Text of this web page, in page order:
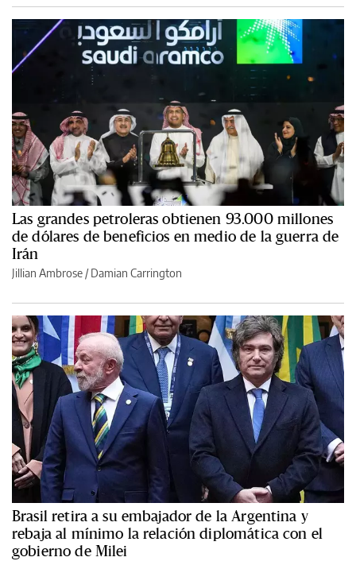
Las grandes petroleras obtienen 93.000 millones
de dólares de beneficios en medio de la guerra de
Irán
Jillian Ambrose / Damian Carrington
Brasil retira a su embajador de la Argentina y
rebaja al mínimo la relación diplomática con el
gobierno de Milei